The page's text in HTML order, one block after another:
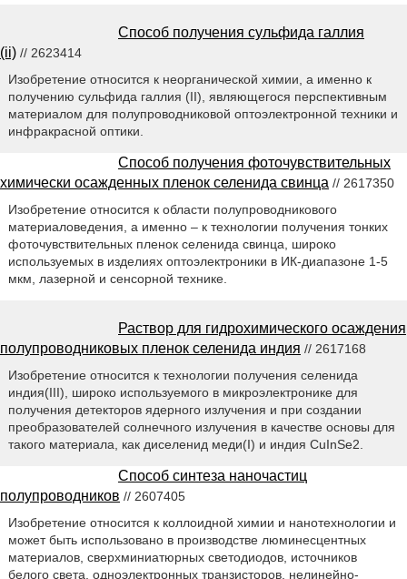
Способ получения сульфида галлия
(ii) // 2623414
Изобретение относится к неорганической химии, а именно к
получению сульфида галлия (II), являющегося перспективным
материалом для полупроводниковой оптоэлектронной техники и
инфракрасной оптики.
Способ получения фоточувствительных
химически осажденных пленок селенида свинца // 2617350
Изобретение относится к области полупроводникового
материаловедения, а именно – к технологии получения тонких
фоточувствительных пленок селенида свинца, широко
используемых в изделиях оптоэлектроники в ИК-диапазоне 1-5
мкм, лазерной и сенсорной технике.
Раствор для гидрохимического осаждения
полупроводниковых пленок селенида индия // 2617168
Изобретение относится к технологии получения селенида
индия(III), широко используемого в микроэлектронике для
получения детекторов ядерного излучения и при создании
преобразователей солнечного излучения в качестве основы для
такого материала, как диселенид меди(I) и индия CuInSe2.
Способ синтеза наночастиц
полупроводников // 2607405
Изобретение относится к коллоидной химии и нанотехнологии и
может быть использовано в производстве люминесцентных
материалов, сверхминиатюрных светодиодов, источников
белого света, одноэлектронных транзисторов, нелинейно-